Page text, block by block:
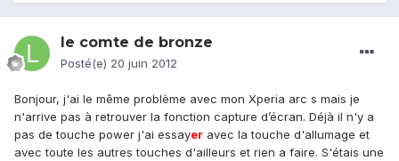
le comte de bronze
Posté(e) 20 juin 2012
Bonjour, j'ai le même problème avec mon Xperia arc s mais je
n'arrive pas à retrouver la fonction capture d’écran. Déjà il n'y a
pas de touche power j'ai essayer avec la touche d'allumage et
avec toute les autres touches d'ailleurs et rien a faire. S'étais une